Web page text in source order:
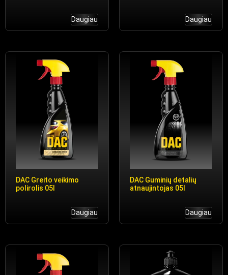
Daugiau Daugiau
DAC Greito veikimo
polirolis 05l
Daugiau
DAC Guminių detalių
atnaujintojas 05l
Daugiau